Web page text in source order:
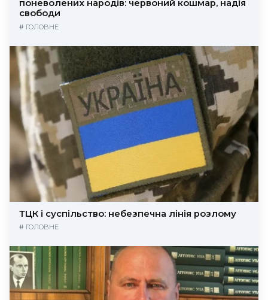
поневолених народів: червоний кошмар, надія
свободи
# ГОЛОВНЕ
ТЦК і суспільство: небезпечна лінія розлому
# ГОЛОВНЕ